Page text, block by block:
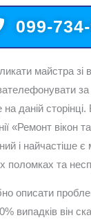
099-
майстра зі
даній
«Ремонт вікон
і найчастіше
поломках та
описати
випадків він